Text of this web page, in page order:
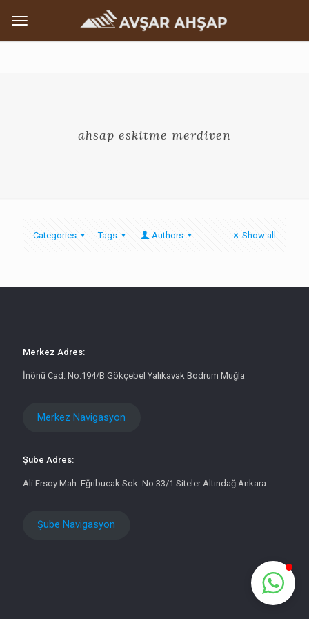
ahsap eskitme merdiven
Categories Tags Authors Show all
Merkez Adres:
İnönü Cad. No:194/B Gökçebel Yalıkavak Bodrum Muğla
Merkez Navigasyon
Şube Adres:
Ali Ersoy Mah. Eğribucak Sok. No:33/1 Siteler Altındağ Ankara
Şube Navigasyon